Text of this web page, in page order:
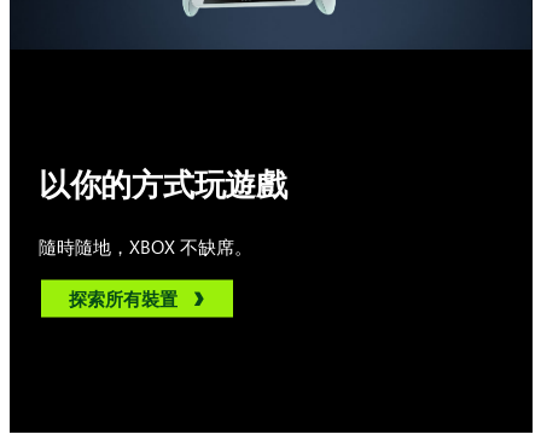
以你的方式玩遊戲
隨時隨地，XBOX 不缺席。
探索所有裝置